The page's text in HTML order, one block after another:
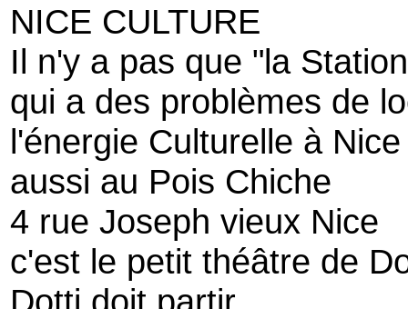
NICE CULTURE
Il n'y a pas que "la
qui a des problèmes de
l'énergie Culturelle à
aussi au Pois Chiche
4 rue Joseph vieux Nice
c'est le petit théâtre de
Dotti doit partir